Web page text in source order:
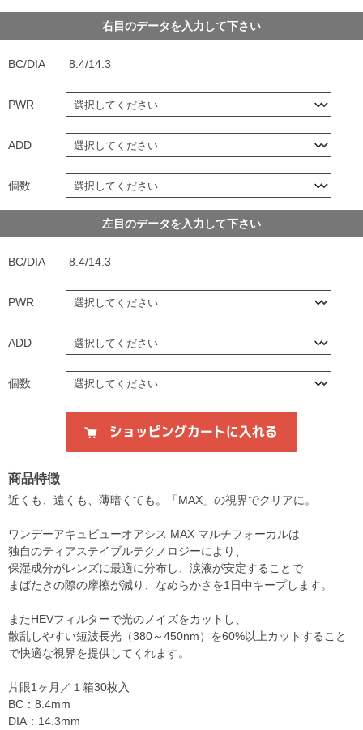
右目のデータを入力して下さい
BC/DIA 8.4/14.3
PWR
ADD
個数
左目のデータを入力して下さい
BC/DIA 8.4/14.3
PWR
ADD
個数
商品特徴
近くも、遠くも、薄暗くても。「MAX」の視界でクリアに。
ワンデーアキュビューオアシス MAX マルチフォーカルは
独自のティアステイブルテクノロジーにより、
保湿成分がレンズに最適に分布し、涙液が安定することで
まばたきの際の摩擦が減り、なめらかさを1日中キープします。
またHEVフィルターで光のノイズをカットし、
散乱しやすい短波長光（380～450nm）を60%以上カットすること
で快適な視界を提供してくれます。
片眼1ヶ月／１箱30枚入
BC：8.4mm
DIA：14.3mm